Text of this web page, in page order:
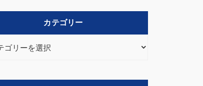
カテゴリー